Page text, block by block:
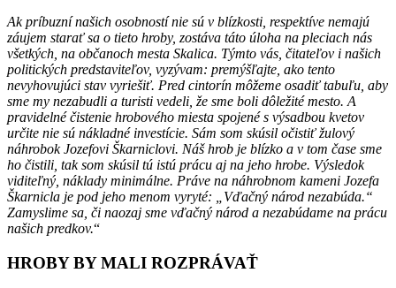
Ak príbuzní našich osobností nie sú v blízkosti, respektíve nemajú
záujem starať sa o tieto hroby, zostáva táto úloha na pleciach nás
všetkých, na občanoch mesta Skalica. Týmto vás, čitateľov i našich
politických predstaviteľov, vyzývam: premýšľajte, ako tento
nevyhovujúci stav vyriešiť. Pred cintorín môžeme osadiť tabuľu, aby
sme my nezabudli a turisti vedeli, že sme boli dôležité mesto. A
pravidelné čistenie hrobového miesta spojené s výsadbou kvetov
určite nie sú nákladné investície. Sám som skúsil očistiť žulový
náhrobok Jozefovi Škarniclovi. Náš hrob je blízko a v tom čase sme
ho čistili, tak som skúsil tú istú prácu aj na jeho hrobe. Výsledok
viditeľný, náklady minimálne. Práve na náhrobnom kameni Jozefa
Škarnicla je pod jeho menom vyryté: „Vďačný národ nezabúda.“
Zamyslime sa, či naozaj sme vďačný národ a nezabúdame na prácu
našich predkov.“
HROBY BY MALI ROZPRÁVAŤ